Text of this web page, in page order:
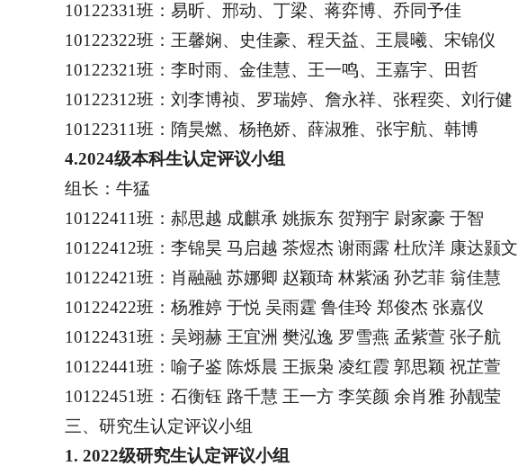
10122331班：易昕、邢动、丁梁、蒋弈博、乔同予佳
10122322班：王馨娴、史佳豪、程天益、王晨曦、宋锦仪
10122321班：李时雨、金佳慧、王一鸣、王嘉宇、田哲
10122312班：刘李博祯、罗瑞婷、詹永祥、张程奕、刘行健
10122311班：隋昊燃、杨艳娇、薛淑雅、张宇航、韩博
4.2024级本科生认定评议小组
组长：牛猛
10122411班：郝思越 成麒承 姚振东 贺翔宇 尉家豪 于智
10122412班：李锦昊 马启越 茶煜杰 谢雨露 杜欣洋 康达颢文
10122421班：肖融融 苏娜卿 赵颖琦 林紫涵 孙艺菲 翁佳慧
10122422班：杨雅婷 于悦 吴雨霆 鲁佳玲 郑俊杰 张嘉仪
10122431班：吴翊赫 王宜洲 樊泓逸 罗雪燕 孟紫萱 张子航
10122441班：喻子鉴 陈烁晨 王振枭 凌红霞 郭思颖 祝芷萱
10122451班：石衡钰 路千慧 王一方 李笑颜 余肖雅 孙靓莹
三、研究生认定评议小组
1. 2022级研究生认定评议小组